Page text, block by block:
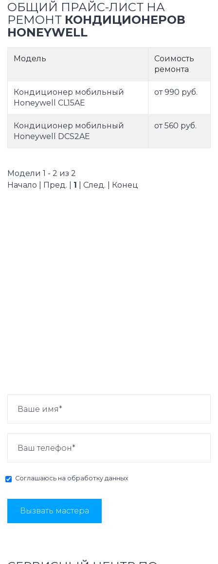
ОБЩИЙ ПРАЙС-ЛИСТ НА
РЕМОНТ КОНДИЦИОНЕРОВ
HONEYWELL
Модель
Соимость
ремонта
Кондиционер мобильный
Honeywell CL15AE
от 990 руб.
Кондиционер мобильный
Honeywell DCS2AE
от 560 руб.
Модели 1 - 2 из 2
Начало | Пред. | 1 | След. | Конец
Соглашаюсь на обработку данных
Вызвать мастера